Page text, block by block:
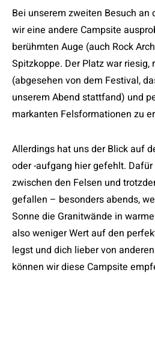
Bei unserem zweiten Besuch an
wir eine andere Campsite
berühmten Auge (auch Rock
Spitzkoppe. Der Platz war riesig,
(abgesehen von dem Festival,
unserem Abend stattfand) und
markanten Felsformationen zu
Allerdings hat uns der Blick auf
oder -aufgang hier gefehlt.
zwischen den Felsen und
gefallen – besonders abends,
Sonne die Granitwände in
also weniger Wert auf den
legst und dich lieber von
können wir diese Campsite